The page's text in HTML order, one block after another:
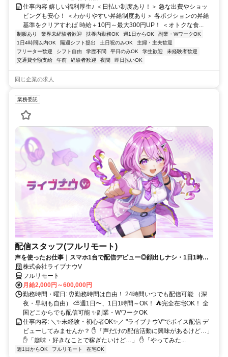
仕事内容 嬉しい福利厚生♪ ＜日払い制度あり！＞ 急な出費やショッ
ピングも安心！ ＜わかりやすい昇給制度あり＞ 各ポジションの昇給
基準をクリアすれば 時給＋10円～最大300円UP！ ＜オトクな食...
制服あり 業界未経験者歓迎 扶養内勤務OK 週1日からOK
副業・WワークOK
1日4時間以内OK
隔週シフト提出 土日祝のみOK
主婦・主夫歓迎
フリーター歓迎
シフト自由 学歴不問 平日のみOK 学生歓迎
未経験者歓迎
交通費全額支給
午前 経験者歓迎 夜間 即日払いOK
同じ企業の求人
業務委託
配信スタッフ(フルリモート)
声を使ったお仕事｜スマホ1台で配信デビュー◎顔出しナシ・1日1時間
～OK♪
株式会社ライブナウV
フルリモート
月給2,000円～600,000円
勤務時間・曜日: ⏰勤務時間は自由！ 24時間いつでも配信可能 （深
夜・早朝も自由） ⛅週1日〜、1日1時間～OK！ ⛺完全在宅OK！ 全
国どこからでも配信可能 ✨副業・WワークOK
仕事内容: ＼✨未経験・初心者OK✨／ "ライブナウV"でボイス配信 デ
ビューしてみませんか？ ✋「声だけの配信活動に興味があるけど…」
✋「趣味・好きなことで稼ぎたいけど…」 ✋「やってみた...
週1日からOK フルリモート 在宅OK